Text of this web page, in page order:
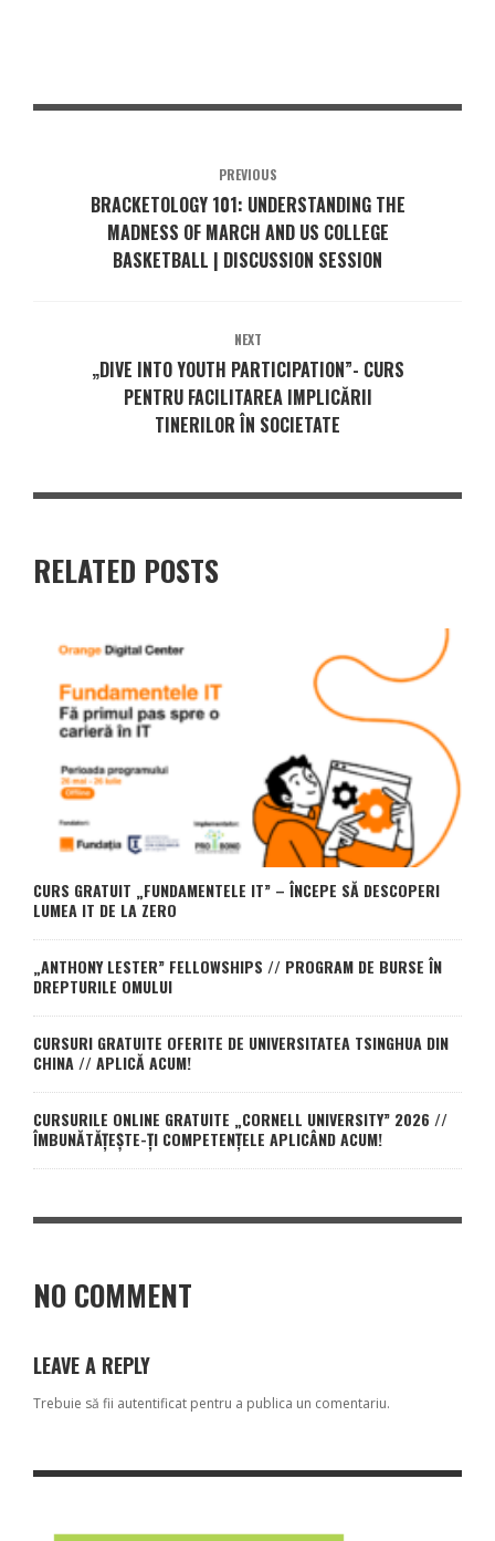
PREVIOUS
BRACKETOLOGY 101: UNDERSTANDING THE
MADNESS OF MARCH AND US COLLEGE
BASKETBALL | DISCUSSION SESSION
NEXT
„DIVE INTO YOUTH PARTICIPATION”- CURS
PENTRU FACILITAREA IMPLICĂRII
TINERILOR ÎN SOCIETATE
RELATED POSTS
CURS GRATUIT „FUNDAMENTELE IT” – ÎNCEPE SĂ DESCOPERI
LUMEA IT DE LA ZERO
„ANTHONY LESTER” FELLOWSHIPS // PROGRAM DE BURSE ÎN
DREPTURILE OMULUI
CURSURI GRATUITE OFERITE DE UNIVERSITATEA TSINGHUA DIN
CHINA // APLICĂ ACUM!
CURSURILE ONLINE GRATUITE „CORNELL UNIVERSITY” 2026 //
ÎMBUNĂTĂȚEȘTE-ȚI COMPETENȚELE APLICÂND ACUM!
NO COMMENT
LEAVE A REPLY
Trebuie să fii autentificat pentru a publica un comentariu.